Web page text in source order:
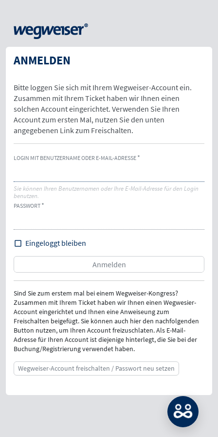
ANMELDEN
Bitte loggen Sie sich mit Ihrem Wegweiser-Account ein.
Zusammen mit Ihrem Ticket haben wir Ihnen einen
solchen Account eingerichtet. Verwenden Sie Ihren
Account zum ersten Mal, nutzen Sie den unten
angegebenen Link zum Freischalten.
LOGIN MIT BENUTZERNAME ODER E-MAIL-ADRESSE
Sie können Ihren Benutzernamen oder Ihre E-Mail-Adresse für den Login
benutzen.
PASSWORT
Eingeloggt bleiben
Sind Sie zum erstem mal bei einem Wegweiser-Kongress?
Zusammen mit Ihrem Ticket haben wir Ihnen einen Wegwesier-
Account eingerichtet und Ihnen eine Anweiseung zum
Freischalten beigefügt. Sie können auch hier den nachfolgenden
Button nutzen, um Ihren Account freizuschlaten. Als E-Mail-
Adresse für Ihren Account ist diejenige hinterlegt, die Sie bei der
Buchung/Registrierung verwendet haben.
Wegweiser-Account freischalten / Passwort neu setzen